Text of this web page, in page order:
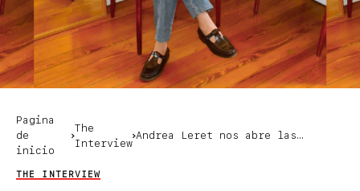
Pagina
de
inicio
The
Interview
Andrea Leret nos abre las
THE INTERVIEW